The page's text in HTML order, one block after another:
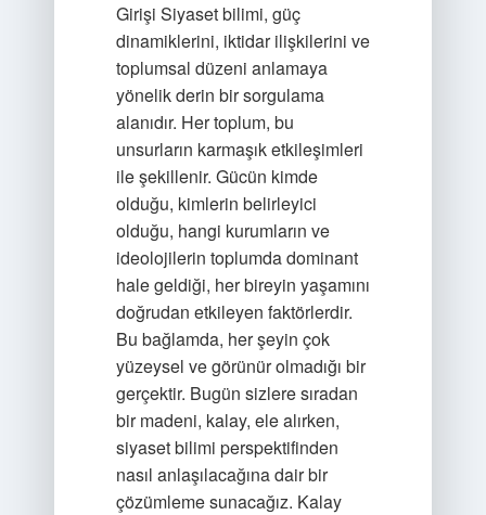
Girişi Siyaset bilimi, güç
dinamiklerini, iktidar ilişkilerini ve
toplumsal düzeni anlamaya
yönelik derin bir sorgulama
alanıdır. Her toplum, bu
unsurların karmaşık etkileşimleri
ile şekillenir. Gücün kimde
olduğu, kimlerin belirleyici
olduğu, hangi kurumların ve
ideolojilerin toplumda dominant
hale geldiği, her bireyin yaşamını
doğrudan etkileyen faktörlerdir.
Bu bağlamda, her şeyin çok
yüzeysel ve görünür olmadığı bir
gerçektir. Bugün sizlere sıradan
bir madeni, kalay, ele alırken,
siyaset bilimi perspektifinden
nasıl anlaşılacağına dair bir
çözümleme sunacağız. Kalay